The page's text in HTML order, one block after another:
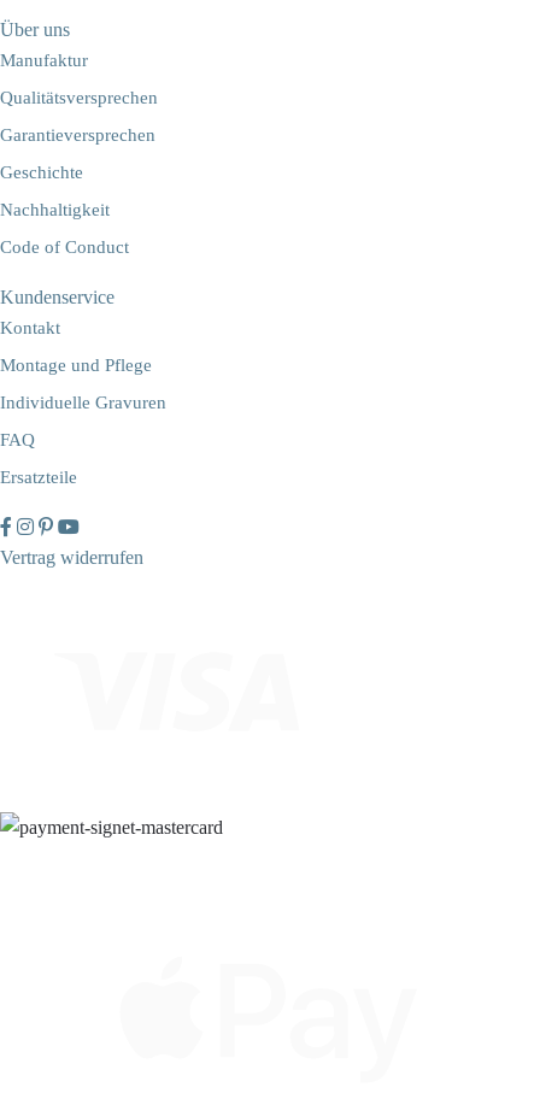
Über uns
Manufaktur
Qualitätsversprechen
Garantieversprechen
Geschichte
Nachhaltigkeit
Code of Conduct
Kundenservice
Kontakt
Montage und Pflege
Individuelle Gravuren
FAQ
Ersatzteile
Vertrag widerrufen